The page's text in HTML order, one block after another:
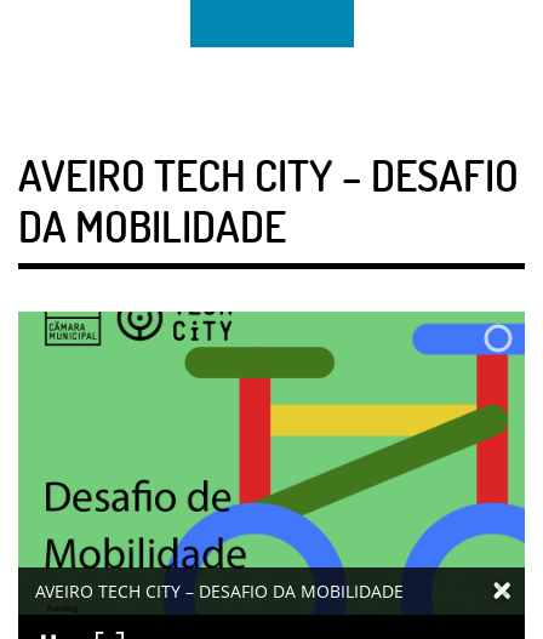
AVEIRO TECH CITY – DESAFIO
DA MOBILIDADE
AVEIRO TECH CITY – DESAFIO DA MOBILIDADE